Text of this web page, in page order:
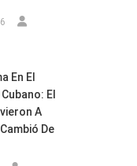
En El
El
A
De